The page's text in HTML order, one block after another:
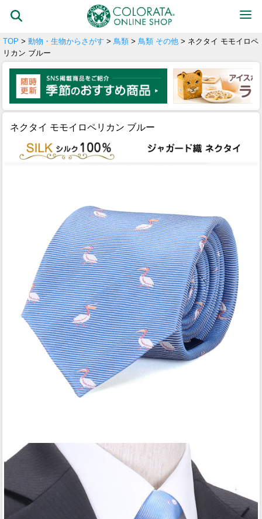
TOP > 動物・生物からさがす > 鳥類 > 鳥類 その他 > ネクタイ モモイロペ
リカン ブルー
ネクタイ モモイロペリカン ブルー